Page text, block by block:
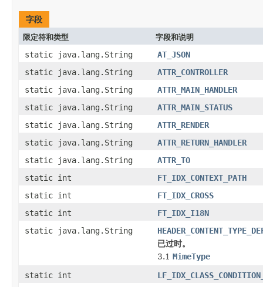
字段
限定符和类型 字段和说明
static java.lang.String
AT_JSON
static java.lang.String
ATTR_CONTROLLER
static java.lang.String
ATTR_MAIN_HANDLER
static java.lang.String
ATTR_MAIN_STATUS
static java.lang.String
ATTR_RENDER
static java.lang.String
ATTR_RETURN_HANDLER
static java.lang.String
ATTR_TO
static int
FT_IDX_CONTEXT_PATH
static int
FT_IDX_CROSS
static int
FT_IDX_I18N
static java.lang.String
已过时。
3.1 MimeType
static int